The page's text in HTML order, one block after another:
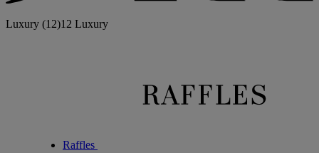
Luxury (12)12 Luxury
Raffles